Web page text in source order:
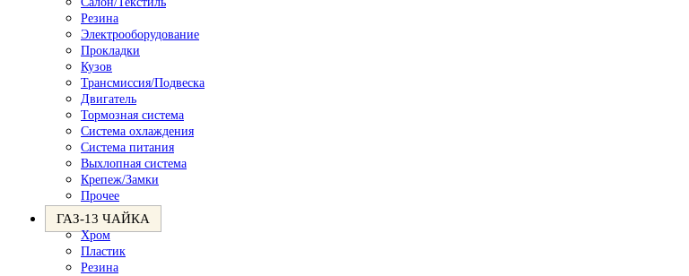
Резина
Электрооборудование
Прокладки
Кузов
Трансмиссия/Подвеска
Двигатель
Тормозная система
Система охлаждения
Система питания
Выхлопная система
Крепеж/Замки
Прочее
ГАЗ-13 ЧАЙКА
Хром
Пластик
Резина